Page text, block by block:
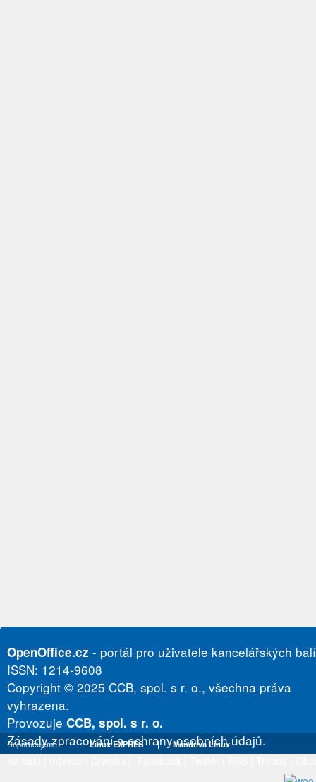
OpenOffice.cz - portál pro uživatele kancelářských
ISSN: 1214-9608
Copyright © 2025 CCB, spol. s r. o., všechna práva
vyhrazena.
Provozuje CCB, spol. s r. o.
Zásady zpracování a ochrany osobních údajů.
Doporučujeme Linux EXPRES | Mandriva Linux